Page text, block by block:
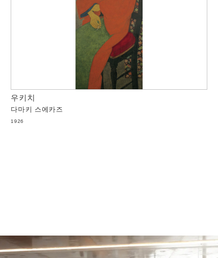
우키치
다마키 스에카즈
1926